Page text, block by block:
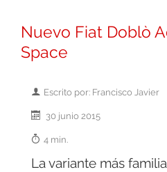
Nuevo Fiat Doblò
Space
Escrito por: Francisco Javier
30 junio 2015
4 min.
La variante más